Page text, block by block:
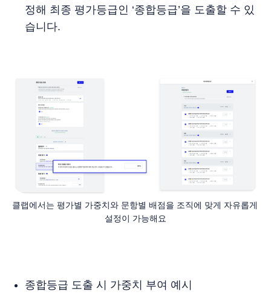
정해 최종 평가등급인 ‘종합등급’을 도출할 수 있
습니다.
클랩에서는 평가별 가중치와 문항별 배점을 조직에 맞게 자유롭게
설정이 가능해요
종합등급 도출 시 가중치 부여 예시